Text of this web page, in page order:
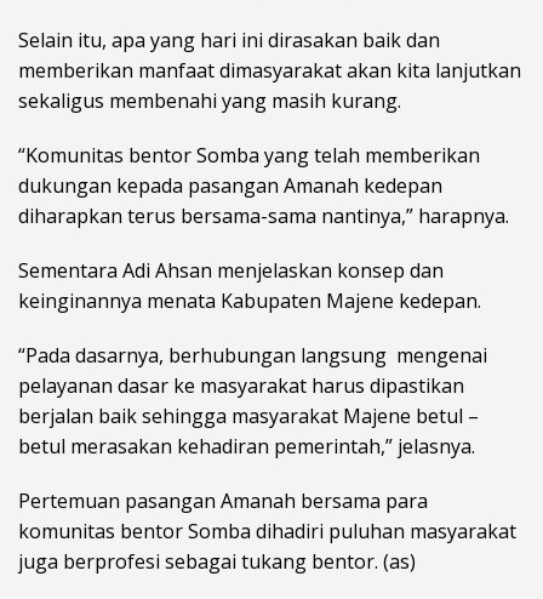
Selain itu, apa yang hari ini dirasakan baik dan
memberikan manfaat dimasyarakat akan kita lanjutkan
sekaligus membenahi yang masih kurang.
“Komunitas bentor Somba yang telah memberikan
dukungan kepada pasangan Amanah kedepan
diharapkan terus bersama-sama nantinya,” harapnya.
Sementara Adi Ahsan menjelaskan konsep dan
keinginannya menata Kabupaten Majene kedepan.
“Pada dasarnya, berhubungan langsung mengenai
pelayanan dasar ke masyarakat harus dipastikan
berjalan baik sehingga masyarakat Majene betul –
betul merasakan kehadiran pemerintah,” jelasnya.
Pertemuan pasangan Amanah bersama para
komunitas bentor Somba dihadiri puluhan masyarakat
juga berprofesi sebagai tukang bentor. (as)